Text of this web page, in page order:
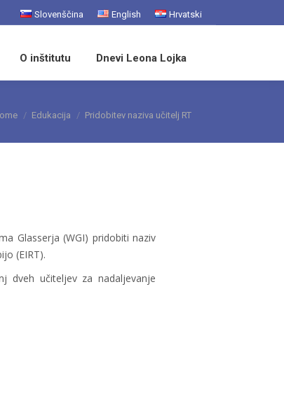
Slovenščina English Hrvatski
O inštitutu Dnevi Leona Lojka
are here:
Edukacija Pridobitev naziva učitelj RT
Glasserja (WGI) pridobiti naziv
(EIRT).
dveh učiteljev za nadaljevanje